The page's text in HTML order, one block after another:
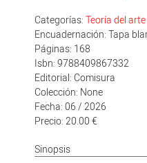
Categorías: Teoría del arte
Encuadernación: Tapa
Páginas: 168
Isbn: 9788409867332
Editorial: Comisura
Colección: None
Fecha: 06 / 2026
Precio: 20.00 €
Sinopsis